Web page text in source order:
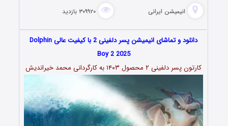
انیمیشن ایرانی ۳۰۹۹۲۰ بازدید
دانلود و تماشای انیمیشن پسر دلفینی 2 با کیفیت عالی Dolphin
Boy 2 2025
کارتون پسر دلفینی ۲ محصول ۱۴۰۳ به کارگردانی محمد خیراندیش